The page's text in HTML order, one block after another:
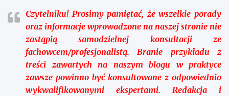
Czytelniku!Prosimy pamiętać, że wszelkie porady
oraz informacje wprowadzone na naszej stronie nie
zastąpią samodzielnej konsultacji ze
fachowcem/profesjonalistą. Branie przykładu z
treści zawartych na naszym blogu w praktyce
zawsze powinno być konsultowane z odpowiednio
wykwalifikowanymi ekspertami. Redakcja i